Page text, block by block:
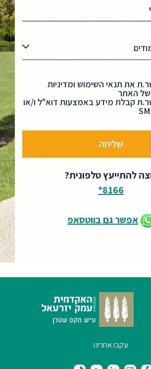
את תנאי השימוש ומדיניות
של האתר
קבלת מידע באמצעות דוא"ל ו/או
להתייעץ טלפונית?
8166*
אפשר גם בווטסאפ
עקבו אחרינו